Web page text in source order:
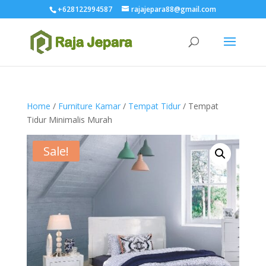
+628122994587 rajajepara88@gmail.com
Home / Furniture Kamar/ Tempat Tidur/ Tempat
Tidur Minimalis Murah
Sale!